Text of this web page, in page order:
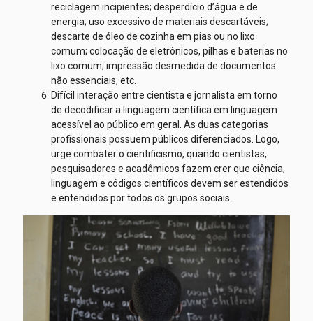
reciclagem incipientes; desperdício d’água e de
energia; uso excessivo de materiais descartáveis;
descarte de óleo de cozinha em pias ou no lixo
comum; colocação de eletrônicos, pilhas e baterias no
lixo comum; impressão desmedida de documentos
não essenciais, etc.
Difícil interação entre cientista e jornalista em torno
de decodificar a linguagem científica em linguagem
acessível ao público em geral. As duas categorias
profissionais possuem públicos diferenciados. Logo,
urge combater o cientificismo, quando cientistas,
pesquisadores e acadêmicos fazem crer que ciência,
linguagem e códigos científicos devem ser estendidos
e entendidos por todos os grupos sociais.